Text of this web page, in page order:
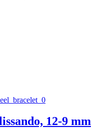
12-9 mm